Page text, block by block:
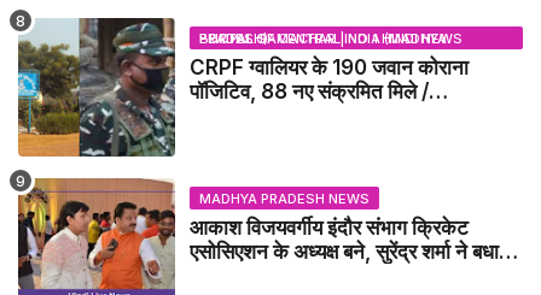
BHOPAL SAMACHAR | NO 1 HINDI NEWS PORTAL OF CENTRAL INDIA (MADHYA PRADESH)
CRPF ग्वालियर के 190 जवान कोराना
पॉजिटिव, 88 नए संक्रमित मिले /
MADHYA PRADESH NEWS
आकाश विजयवर्गीय इंदौर संभाग क्रिकेट
एसोसिएशन के अध्यक्ष बने, सुरेंद्र शर्मा ने बधाई